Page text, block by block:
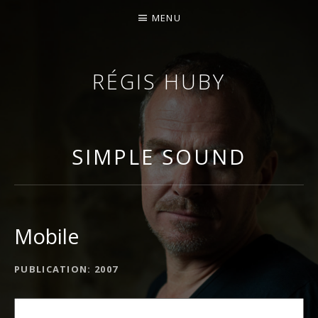
RÉGIS HUBY
VIOLINIST - IMPROVISER - COMPOSER
MENU
SIMPLE SOUND
Mobile
ALBUM DETAILS
PUBLICATION 2007